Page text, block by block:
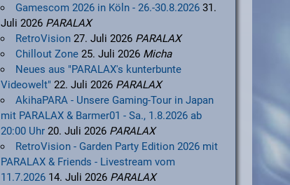
Gamescom 2026 in Köln - 26.-30.8.2026 31.
Juli 2026 PARALAX
RetroVision 27. Juli 2026 PARALAX
Chillout Zone 25. Juli 2026 Micha
Neues aus "PARALAX's kunterbunte
Videowelt" 22. Juli 2026 PARALAX
AkihaPARA - Unsere Gaming-Tour in Japan
mit PARALAX & Barmer01 - Sa., 1.8.2026 ab
20:00 Uhr 20. Juli 2026 PARALAX
RetroVision - Garden Party Edition 2026 mit
PARALAX & Friends - Livestream vom
11.7.2026 14. Juli 2026 PARALAX